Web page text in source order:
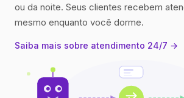
ou da noite. Seus clientes recebem
mesmo enquanto você dorme.
Saiba mais sobre atendimento 24/7 →